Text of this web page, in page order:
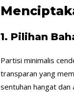
1. Pilihan
Partisi minimalis
transparan yang
sentuhan hangat dan